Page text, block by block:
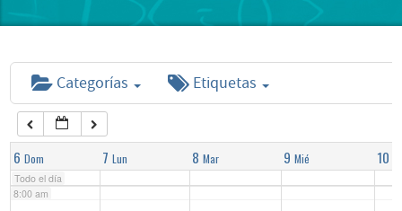
Categorías Etiquetas
6 Dom 7 Lun 8 Mar 9 Mié 10
Todo el día
6:00 am
7:00 am
8:00 am